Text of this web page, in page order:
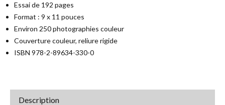
Essai de 192 pages
Format : 9 x 11 pouces
Environ 250 photographies couleur
Couverture couleur, reliure rigide
ISBN 978-2-89634-330-0
Description